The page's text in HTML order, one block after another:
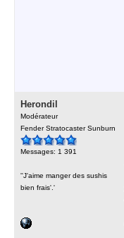
Herondil
Modérateur
Fender Stratocaster Sunburn
Messages: 1 391
''J'aime manger des sushis
bien frais'.'